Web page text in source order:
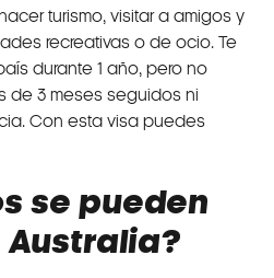
turismo, visitar a amigos y
recreativas o de ocio. Te
durante 1 año, pero no
de 3 meses seguidos ni
Con esta visa puedes
se pueden